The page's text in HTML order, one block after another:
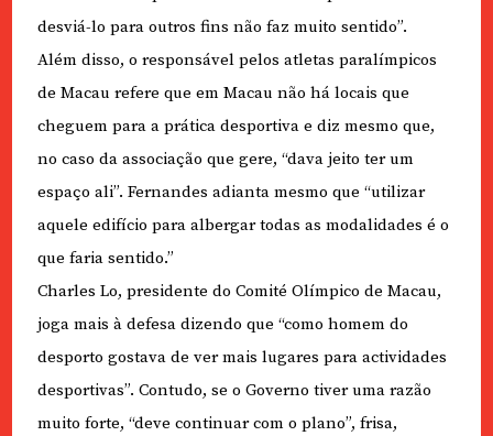
desviá-lo para outros fins não faz muito sentido”.
Além disso, o responsável pelos atletas paralímpicos
de Macau refere que em Macau não há locais que
cheguem para a prática desportiva e diz mesmo que,
no caso da associação que gere, “dava jeito ter um
espaço ali”. Fernandes adianta mesmo que “utilizar
aquele edifício para albergar todas as modalidades é o
que faria sentido.”
Charles Lo, presidente do Comité Olímpico de Macau,
joga mais à defesa dizendo que “como homem do
desporto gostava de ver mais lugares para actividades
desportivas”. Contudo, se o Governo tiver uma razão
muito forte, “deve continuar com o plano”, frisa,